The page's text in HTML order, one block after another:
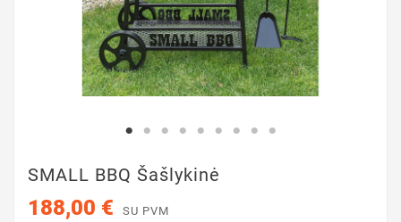
SMALL BBQ Šašlykinė
188,00 € SU PVM